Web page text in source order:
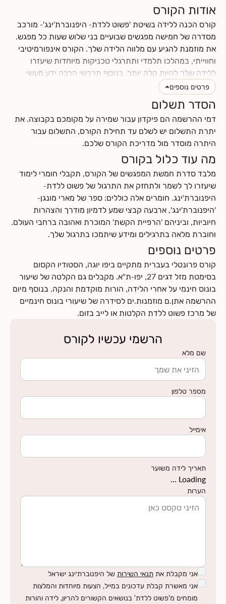
אודות הקורס
קורס הכנה ללידה בשיטת 'פשוט ללדת- היפנוברת'ינג'- מורכב
מסדרה של חמישה מפגשים שבועיים בני שלוש שעות כל מפגש.
את מוזמנת להגיע עם מלווה הלידה שלך. הקורס אינפורמיטיבי
וחווייתי, במהלכו תלמדי ותתרגלי טכניקות מיוחדות שיעזרו
ללידה שלך להיות קלה יותר. בנוסף תרכשי הרבה ידע מעשי
וטיפים לתקופת ההריון והלידה. תינתן לך ההזדמנות לעבור
תהליך מהנה של הבאת מודעות עצמית לגוף ולנפש שלך, תגלי
כמה הם מושפעים אחד מהשני, וכמה הם יכולים לתרום ולתמוך
בלידה עדינה כאשר לומדים להרפות אותם. את ומלווה הלידה
שלך תרכשו ידע ותפתחו כישורי תקשורת אחד עם השנייה, עם
התינוק.ת שלכם ועם הצוות הרפואי.
לחצי כאןלקרוא עוד על תוכן הקורס
לחציכאןלמצוא מידע על החזרי ביטוח
פרטים נוספים
הסדר תשלום
דמי ההרשמה הם פיקדון עבור שמירה על מקומכם בקבוצה. את
יתרת התשלום יש לשלם עד תחילת הקורס, התשלום עבור
היתרה מוסדר מול מדריכת הקורס שלכם.
מה עוד כלול בקורס
מלבד סדרת חמשת המפגשים של הקורס, תקבלי חומרי לימוד
שיעזרו לך לשמר ולתחזק את התרגול של פשוט ללדת-
היפנוברת'ינג. חומרים אלה כוללים: ספר של מארי מונגן-
'היפנוברת'ינג', ארבעה קבצי שמע לדמיון מודרך והצהרות
חיוביות, וביניהם 'הרפיית הקשת' המוכרת ואהובה ברחבי העולם.
וחוברת מלאה בתרגילים ומידע שיתמכו בתרגול שלך.
פרטים נוספים
קורס פרונטלי בעברית מתקיים ביפו יוגה, הסטודיו הקסום
בסימטת מזל דגים 27, יפו-ת"א. מקבלים גם הקלטה של שיעור
בונוס חינמי על אחרי הלידה, הורות מוקדמת והנקה. בנוסף מיום
ההרשמה אתן.ם מוזמנות.ים לסידרה של שיעורי בונוס חינמיים
של מרכז פשוט ללדת הקלטות או לייב בזום.
הרשמי עכשיו לקורס
שם מלא
מספר טלפון
אימייל
תאריך לידה משוער
Loading ...
הערות
אני מקבלת את תנאי השירות של היפנוברת׳ינג ישראל
אני מאשרת קבלת עדכונים במייל, הצעות מיוחדות והמלצות
מומחים מ'פשוט ללדת' בנושאים הקשורים להריון, לידה והורות